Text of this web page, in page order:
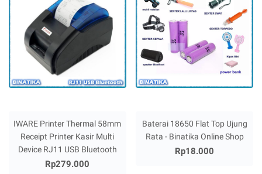
IWARE Printer Thermal 58mm
Receipt Printer Kasir Multi
Device RJ11 USB Bluetooth
Rp279.000
Baterai 18650 Flat Top Ujung
Rata - Binatika Online Shop
Rp18.000